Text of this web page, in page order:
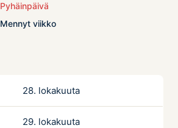
Pyhäinpäivä
Mennyt viikko
28. lokakuuta
29. lokakuuta